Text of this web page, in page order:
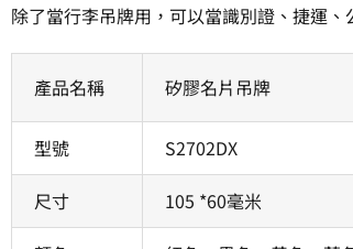
除了當行李吊牌用，可以當識別證、捷運、
產品名稱 矽膠名片吊牌
型號
S2702DX
尺寸
105 *60毫米